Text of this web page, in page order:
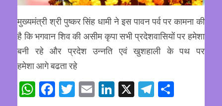
मुख्यमंत्री श्री पुष्कर सिंह धामी ने इस पावन पर्व पर कामना की
है कि भगवान शिव की असीम कृपा सभी प्रदेशवासियों पर हमेशा
बनी रहे और प्रदेश उन्नति एवं खुशहाली के पथ पर
हमेशा आगे बढता रहे
WhatsApp
Facebook
Twitter
EmailLinkedIn
X Telegram